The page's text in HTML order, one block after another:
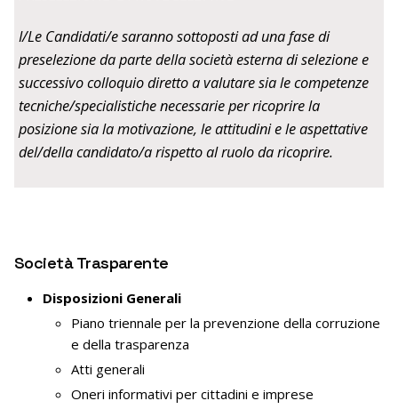
Società Trasparente
Disposizioni Generali
Piano triennale per la prevenzione della corruzione
e della trasparenza
Atti generali
Oneri informativi per cittadini e imprese
I/Le Candidati/e saranno sottoposti ad una fase di
preselezione da parte della società esterna di selezione e
successivo colloquio diretto a valutare sia le competenze
tecniche/specialistiche necessarie per ricoprire la
posizione sia la motivazione, le attitudini e le aspettative
del/della candidato/a rispetto al ruolo da ricoprire.